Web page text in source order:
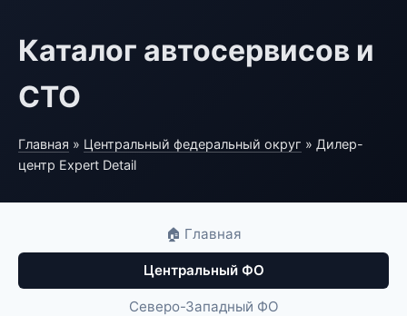
Каталог автосервисов и
СТО
Главная » Центральный федеральный округ » Дилер-
центр Expert Detail
🏠 Главная
Центральный ФО
Северо-Западный ФО